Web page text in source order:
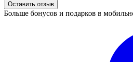
Оставить отзыв
Больше бонусов и подарков в